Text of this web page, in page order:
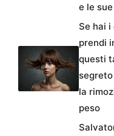
e le
Se hai i
prendi
questi
la
peso